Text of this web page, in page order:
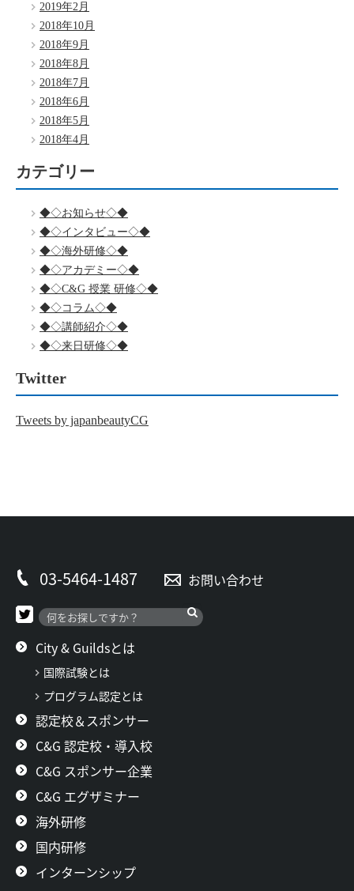
2019年2月
2018年10月
2018年9月
2018年8月
2018年7月
2018年6月
2018年5月
2018年4月
カテゴリー
◆◇お知らせ◇◆
◆◇インタビュー◇◆
◆◇海外研修◇◆
◆◇アカデミー◇◆
◆◇C&G 授業 研修◇◆
◆◇コラム◇◆
◆◇講師紹介◇◆
◆◇来日研修◇◆
Twitter
Tweets by japanbeautyCG
03-5464-1487 お問い合わせ
City & Guildsとは
国際試験とは
プログラム認定とは
認定校＆スポンサー
C&G 認定校・導入校
C&G スポンサー企業
C&G エグザミナー
海外研修
国内研修
インターンシップ